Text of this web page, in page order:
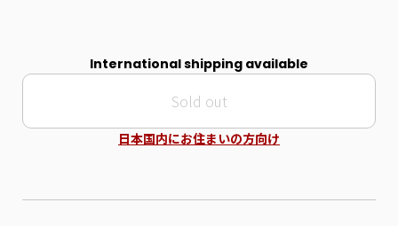
International shipping available
Sold out
日本国内にお住まいの方向け